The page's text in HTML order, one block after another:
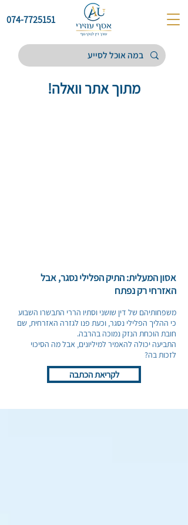
074-7725151
מתוך אתר וואלה!
אסון המעלית: התיק הפלילי נסגר, אבל
האזרחי רק נפתח
משפחותיהם של דין שושני וסתיו הררי התבשרו השבוע
כי ההליך הפלילי נסגר, וכעת פנו לגזרה האזרחית, שם
חובת הוכחת הנזק נמוכה בהרבה.
התביעה יכולה להאמיר למיליונים, אבל מה הסיכוי
לזכות בה?
לקריאת הכתבה